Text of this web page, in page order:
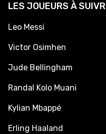
LES JOUEURS À
Leo Messi
Victor Osimhen
Jude Bellingham
Randal Kolo Muani
Kylian Mbappé
Erling Haaland